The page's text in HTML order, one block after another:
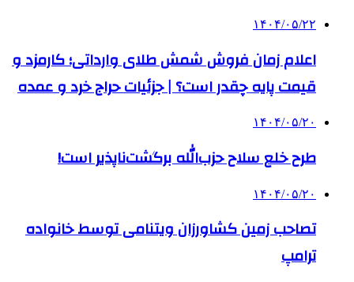
۱۴۰۴/۰۵/۲۲
اعلام زمان فروش شمش طلای وارداتی؛ کارمزد و
قیمت پایه چقدر است؟ | جزئیات حراج خرد و عمده
۱۴۰۴/۰۵/۲۰
طرح خلع سلاح حزب‌الله برگشت‌ناپذیر است!
۱۴۰۴/۰۵/۲۰
تصاحب زمین کشاورزان ویتنامی توسط خانواده
ترامپ